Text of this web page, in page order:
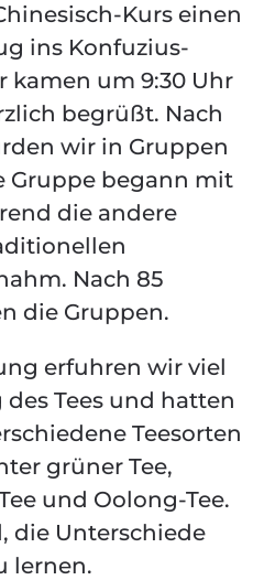
Kurs einen
ins Konfuzius-
kamen um 9:30 Uhr
begrüßt. Nach
wir in Gruppen
Gruppe begann mit
die andere
Nach 85
die Gruppen.
erfuhren wir viel
Tees und hatten
Teesorten
grüner Tee,
und Oolong-Tee.
die Unterschiede
lernen.